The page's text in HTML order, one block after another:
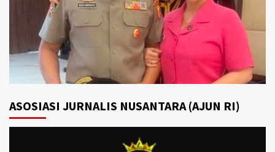
ASOSIASI JURNALIS NUSANTARA (AJUN RI)